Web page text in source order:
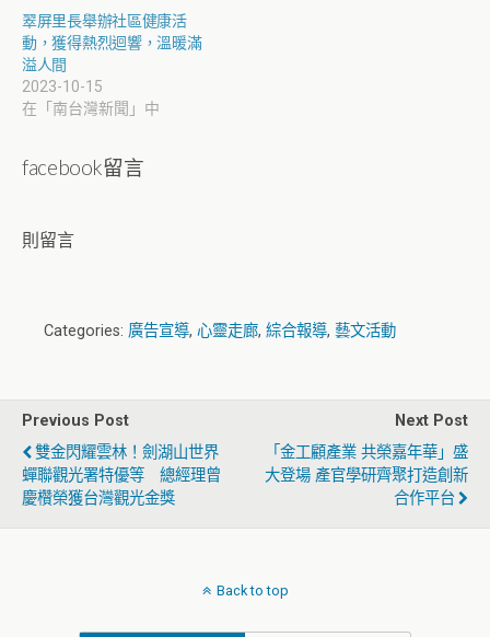
翠屏里長舉辦社區健康活
動，獲得熱烈迴響，溫暖滿
溢人間
2023-10-15
在「南台灣新聞」中
facebook留言
則留言
Categories: 廣告宣導, 心靈走廊, 綜合報導, 藝文活動
Previous Post
雙金閃耀雲林！劍湖山世界
蟬聯觀光署特優等 總經理曾
慶欑榮獲台灣觀光金獎
Next Post
「金工顧產業 共榮嘉年華」盛
大登場 產官學研齊聚打造創新
合作平台
Back to top